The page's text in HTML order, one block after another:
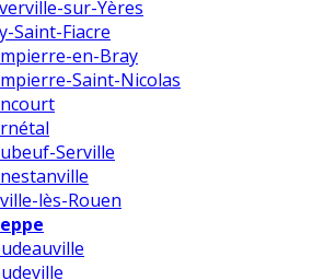
sur-Yères
Saint-Fiacre
en-Bray
Saint-Nicolas
Serville
lès-Rouen